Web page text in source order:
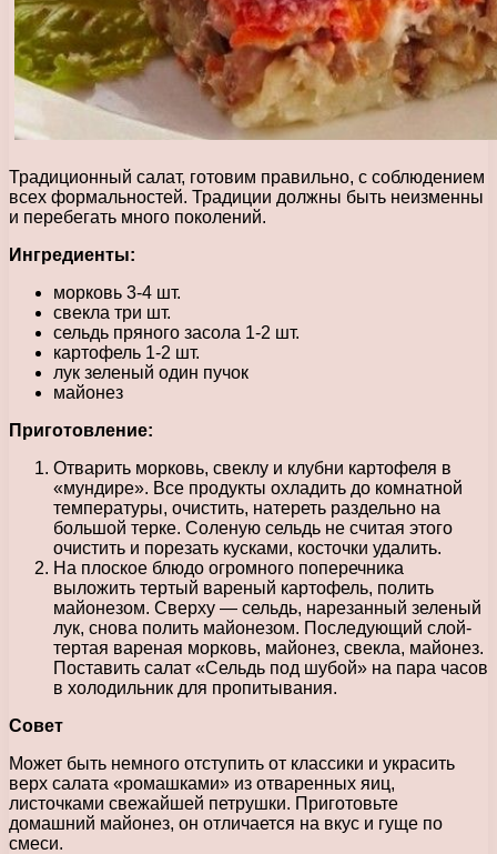
Традиционный салат, готовим правильно, с соблюдением
всех формальностей. Традиции должны быть неизменны
и перебегать много поколений.
Ингредиенты:
морковь 3-4 шт.
свекла три шт.
сельдь пряного засола 1-2 шт.
картофель 1-2 шт.
лук зеленый один пучок
майонез
Приготовление:
Отварить морковь, свеклу и клубни картофеля в
«мундире». Все продукты охладить до комнатной
температуры, очистить, натереть раздельно на
большой терке. Соленую сельдь не считая этого
очистить и порезать кусками, косточки удалить.
На плоское блюдо огромного поперечника
выложить тертый вареный картофель, полить
майонезом. Сверху — сельдь, нарезанный зеленый
лук, снова полить майонезом. Последующий слой-
тертая вареная морковь, майонез, свекла, майонез.
Поставить салат «Сельдь под шубой» на пара часов
в холодильник для пропитывания.
Совет
Может быть немного отступить от классики и украсить
верх салата «ромашками» из отваренных яиц,
листочками свежайшей петрушки. Приготовьте
домашний майонез, он отличается на вкус и гуще по
смеси.